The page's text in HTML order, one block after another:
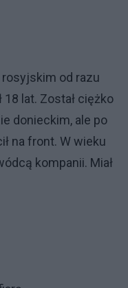
od razu
18 lat. Został ciężko
donieckim, ale po
na front. W wieku
kompanii. Miał